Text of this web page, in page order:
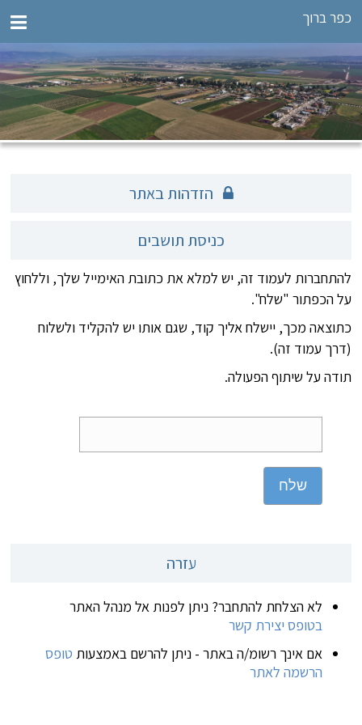
כפר ברוך
הזדהות באתר
כניסת תושבים
להתחברות לעמוד זה, יש למלא את כתובת האימייל שלך, וללחוץ
על הכפתור "שלח".
כתוצאה מכך, יישלח אליך קוד, שגם אותו יש להקליד ולשלוח
(דרך עמוד זה).
תודה על שיתוף הפעולה.
שלח
עזרה
לא הצלחת להתחבר? ניתן לפנות אל מנהל האתר
בטופס יצירת קשר
אם אינך רשומ/ה באתר - ניתן להרשם באמצעות טופס
הרשמה לאתר